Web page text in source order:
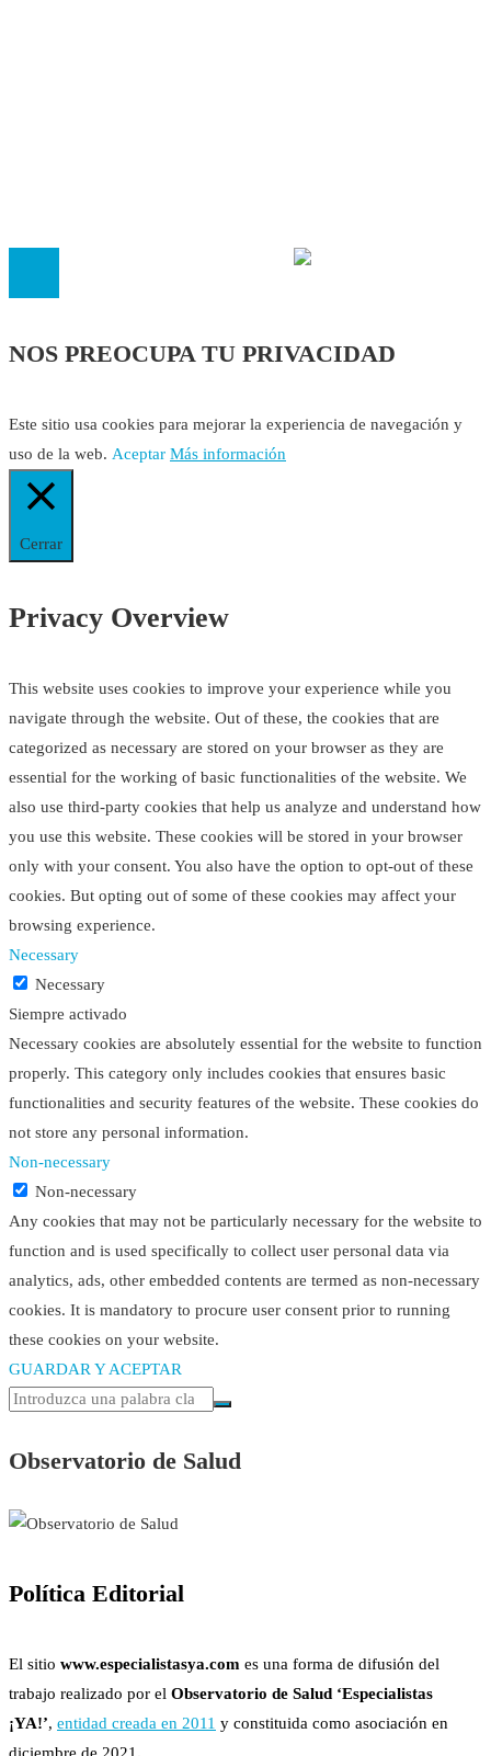
NOS PREOCUPA TU PRIVACIDAD
Este sitio usa cookies para mejorar la experiencia de navegación y
uso de la web. Aceptar Más información
Cerrar
Privacy Overview
This website uses cookies to improve your experience while you
navigate through the website. Out of these, the cookies that are
categorized as necessary are stored on your browser as they are
essential for the working of basic functionalities of the website. We
also use third-party cookies that help us analyze and understand how
you use this website. These cookies will be stored in your browser
only with your consent. You also have the option to opt-out of these
cookies. But opting out of some of these cookies may affect your
browsing experience.
Necessary
Necessary
Siempre activado
Necessary cookies are absolutely essential for the website to function
properly. This category only includes cookies that ensures basic
functionalities and security features of the website. These cookies do
not store any personal information.
Non-necessary
Non-necessary
Any cookies that may not be particularly necessary for the website to
function and is used specifically to collect user personal data via
analytics, ads, other embedded contents are termed as non-necessary
cookies. It is mandatory to procure user consent prior to running
these cookies on your website.
GUARDAR Y ACEPTAR
Observatorio de Salud
Política Editorial
El sitio www.especialistasya.com es una forma de difusión del
trabajo realizado por el Observatorio de Salud ‘Especialistas
¡YA!’, entidad creada en 2011 y constituida como asociación en